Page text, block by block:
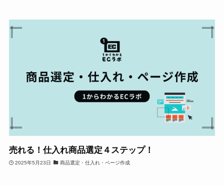
売れる！仕入れ商品選定４ステップ！
2025年5月23日 商品選定・仕入れ・ページ作成